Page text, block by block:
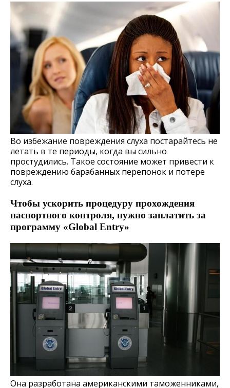
Во избежание повреждения слуха постарайтесь не
летать в те периоды, когда вы сильно
простудились. Такое состояние может привести к
повреждению барабанных перепонок и потере
слуха.
Чтобы ускорить процедуру прохождения
паспортного контроля, нужно заплатить за
программу «Global Entry»
Она разработана американскими таможенниками,